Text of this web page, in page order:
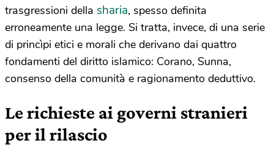
trasgressioni della sharia, spesso definita
erroneamente una legge. Si tratta, invece, di una serie
di princìpi etici e morali che derivano dai quattro
fondamenti del diritto islamico: Corano, Sunna,
consenso della comunità e ragionamento deduttivo.
Le richieste ai governi stranieri
per il rilascio